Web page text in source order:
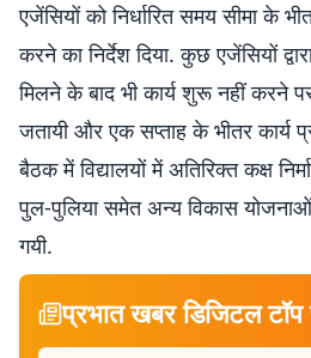
एजेंसियों को निर्धारित समय सीमा के
करने का निर्देश दिया. कुछ एजेंसियों
मिलने के बाद भी कार्य शुरू नहीं करने
जतायी और एक सप्ताह के भीतर कार्य
बैठक में विद्यालयों में अतिरिक्त कक्ष
पुल-पुलिया समेत अन्य विकास योजनाओं
गयी.
प्रभात खबर डिजिटल टॉप